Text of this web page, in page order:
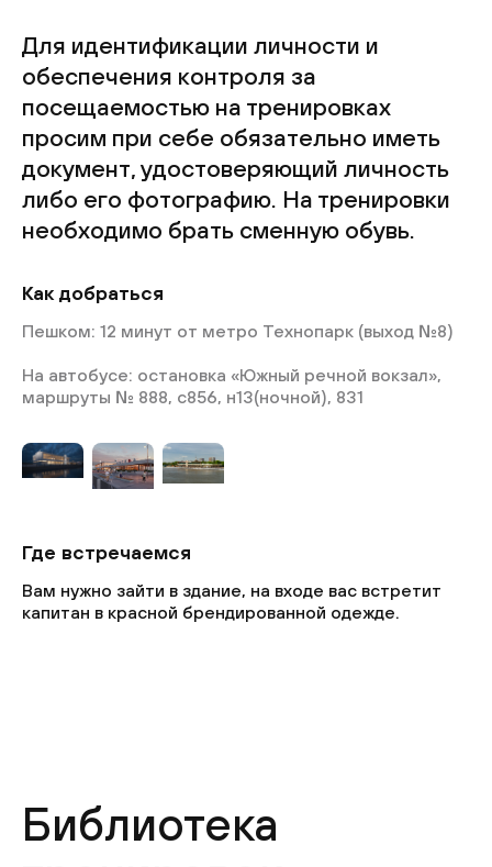
Для идентификации личности и
обеспечения контроля за
посещаемостью на тренировках
просим при себе обязательно иметь
документ, удостоверяющий личность
либо его фотографию. На тренировки
необходимо брать сменную обувь.
Как добраться
Пешком: 12 минут от метро Технопарк (выход №8)
На автобусе: остановка «Южный речной вокзал»,
маршруты № 888, с856, н13(ночной), 831
Где встречаемся
Вам нужно зайти в здание, на входе вас встретит
капитан в красной брендированной одежде.
Библиотека